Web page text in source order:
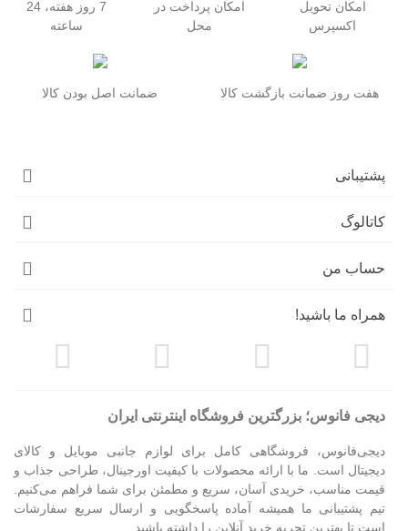
امکان تحویل
اکسپرس
امکان پرداخت در
محل
7 روز هفته، 24
ساعته
هفت روز ضمانت بازگشت کالا ضمانت اصل بودن کالا
پشتیبانی
کاتالوگ
حساب من
همراه ما باشید!
دیجی فانوس؛ بزرگترین فروشگاه اینترنتی ایران
دیجی‌فانوس، فروشگاهی کامل برای لوازم جانبی موبایل و کالای
دیجیتال است. ما با ارائه محصولات با کیفیت اورجینال، طراحی جذاب و
قیمت مناسب، خریدی آسان، سریع و مطمئن برای شما فراهم می‌کنیم.
تیم پشتیبانی ما همیشه آماده پاسخگویی و ارسال سریع سفارشات
است تا بهترین تجربه خرید آنلاین را داشته باشید.